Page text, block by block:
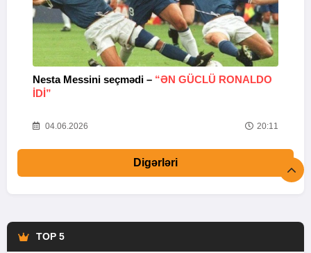
Nesta Messini seçmədi – “ƏN GÜCLÜ RONALDO
IDI”
04.06.2026 20:11
Digərləri
TOP 5